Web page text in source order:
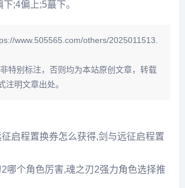
;4偏上;5蕞下。
www.505565.com/others/2025011513.
特别标注，否则均为本站原创文章，转载
注明文章出处。
启程置换券怎么获得,剑与远征启程置
哪个角色厉害,魂之刃2强力角色选择推